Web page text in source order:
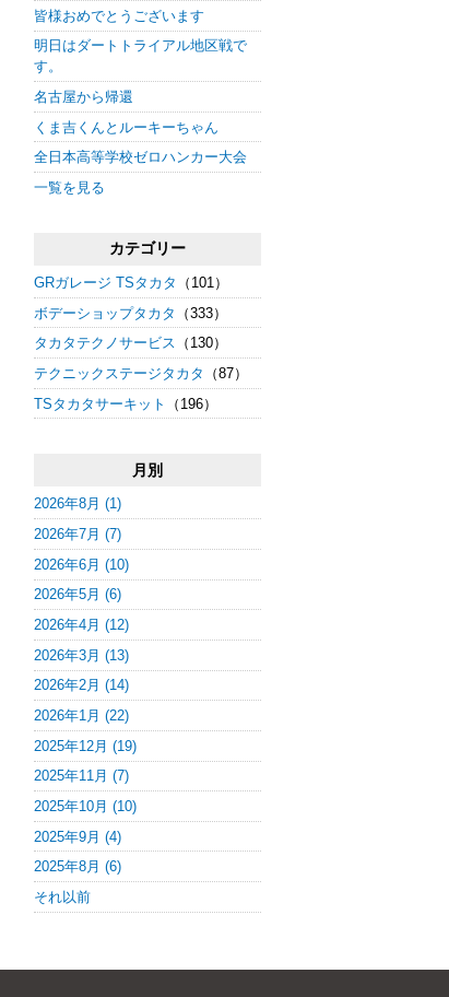
皆様おめでとうございます
明日はダートトライアル地区戦で
す。
名古屋から帰還
くま吉くんとルーキーちゃん
全日本高等学校ゼロハンカー大会
一覧を見る
カテゴリー
GRガレージ TSタカタ
（101）
ボデーショップタカタ
（333）
タカタテクノサービス （130）
テクニックステージタカタ
（87）
TSタカタサーキット
（196）
月別
2026年8月 (1)
2026年7月 (7)
2026年6月 (10)
2026年5月 (6)
2026年4月 (12)
2026年3月 (13)
2026年2月 (14)
2026年1月 (22)
2025年12月 (19)
2025年11月 (7)
2025年10月 (10)
2025年9月 (4)
2025年8月 (6)
それ以前